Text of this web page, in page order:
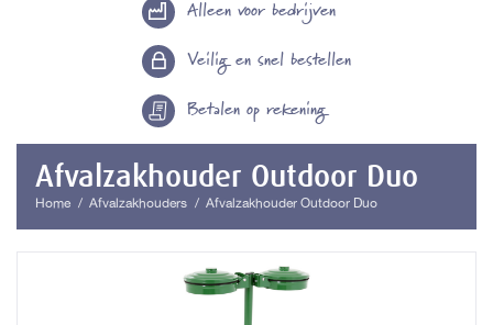
Alleen voor bedrijven
Veilig en snel bestellen
Betalen op rekening
Afvalzakhouder Outdoor Duo
Home Afvalzakhouders Afvalzakhouder Outdoor Duo